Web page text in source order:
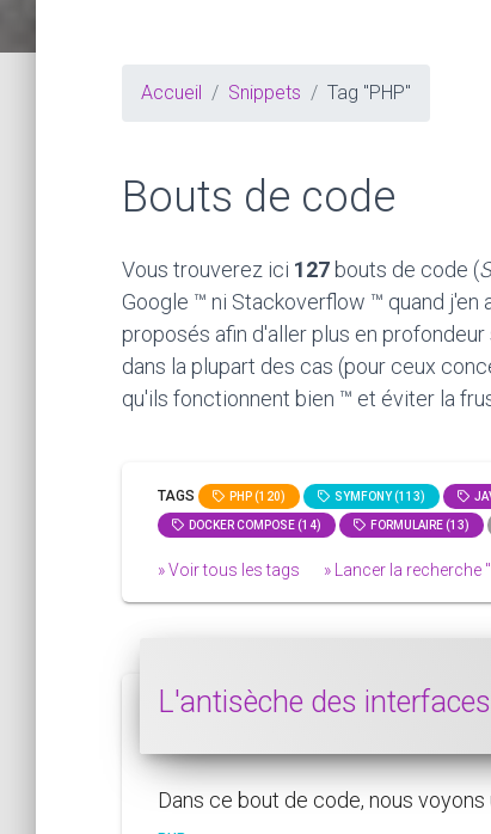
Accueil Snippets Tag "PHP"
Bouts de code
Vous trouverez ici 127 bouts de code (
Google ™ ni Stackoverflow ™ quand
proposés afin d'aller plus en
dans la plupart des cas (pour ceux
qu'ils fonctionnent bien ™ et éviter la
TAGS PHP (120) SYMFONY (113)
DOCKER COMPOSE (14) FORMULAIRE (13)
» Voir tous les tags » Lancer la recherche "
L'antisèche des
Dans ce bout de code, nous